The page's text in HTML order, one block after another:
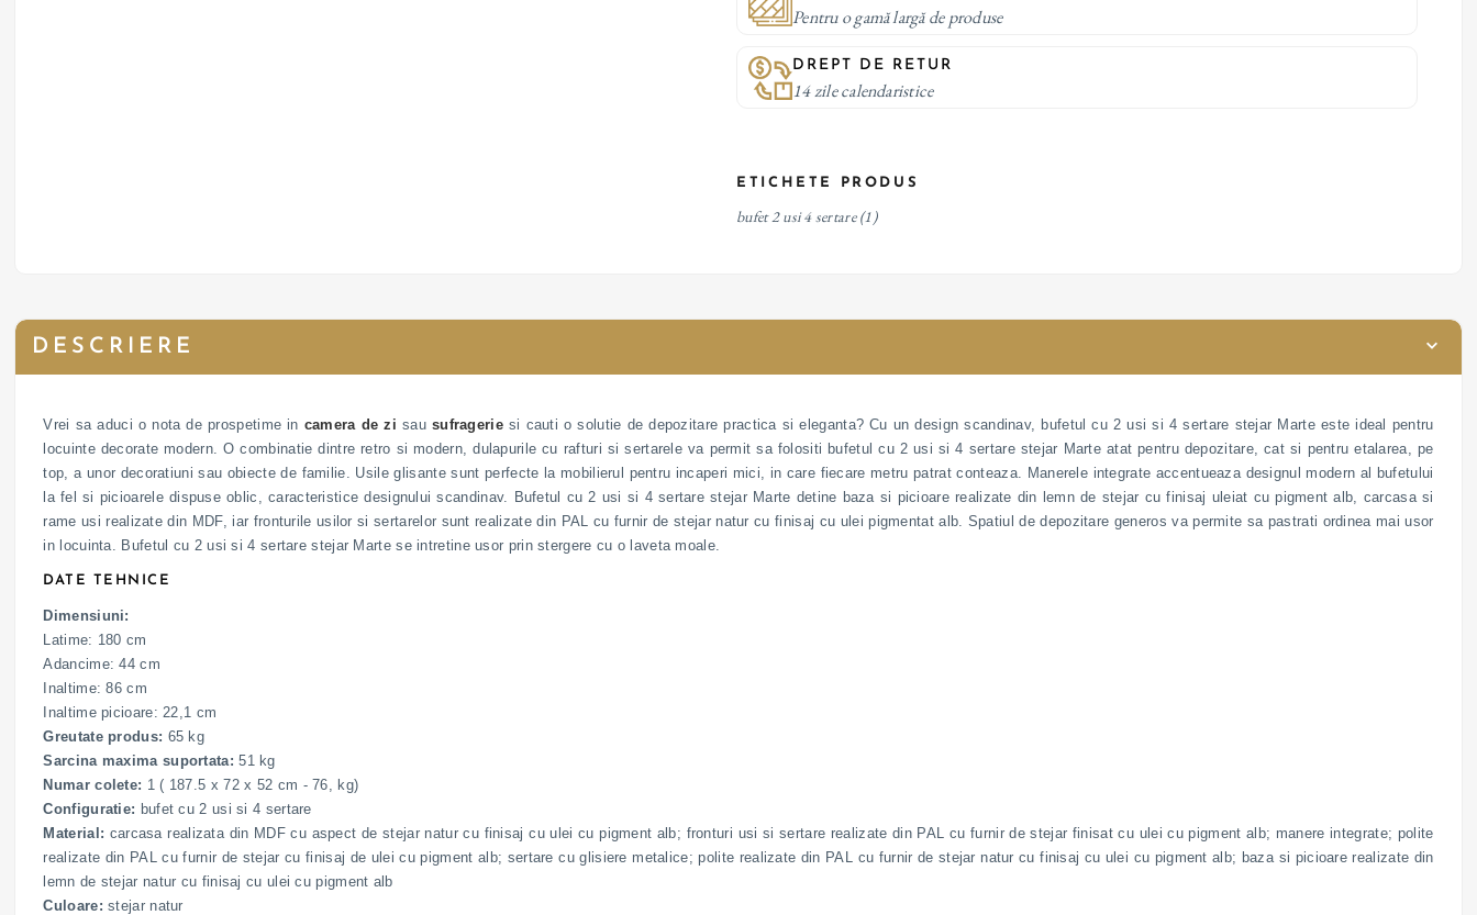
Pentru o gamă largă de produse
DREPT DE RETUR
14 zile calendaristice
ETICHETE PRODUS
bufet 2 usi 4 sertare (1)
DESCRIERE
Vrei sa aduci o nota de prospetime in camera de zi sau sufrageriesi cauti o solutie de depozitare practica si eleganta? Cu un design scandinav, bufetul cu 2 usi si 4 sertare stejar Marte este ideal pentru
locuinte decorate modern. O combinatie dintre retro si modern, dulapurile cu rafturi si sertarele va permit sa folositi bufetul cu 2 usi si 4 sertare stejar Marte atat pentru depozitare, cat si pentru etalarea, pe
top, a unor decoratiuni sau obiecte de familie. Usile glisante sunt perfecte la mobilierul pentru incaperi mici, in care fiecare metru patrat conteaza. Manerele integrate accentueaza designul modern al bufetului
la fel si picioarele dispuse oblic, caracteristice designului scandinav. Bufetul cu 2 usi si 4 sertare stejar Marte detine baza si picioare realizate din lemn de stejar cu finisaj uleiat cu pigment alb, carcasa si
rame usi realizate din MDF, iar fronturile usilor si sertarelor sunt realizate din PAL cu furnir de stejar natur cu finisaj cu ulei pigmentat alb. Spatiul de depozitare generos va permite sa pastrati ordinea mai usor
in locuinta. Bufetul cu 2 usi si 4 sertare stejar Marte se intretine usor prin stergere cu o laveta moale.
DATE TEHNICE
Dimensiuni:
Latime: 180 cm
Adancime: 44 cm
Inaltime: 86 cm
Inaltime picioare: 22,1 cm
Greutate produs: 65 kg
Sarcina maxima suportata:51 kg
Numar colete: 1 ( 187.5 x 72 x 52 cm - 76, kg)
Configuratie: bufet cu 2 usi si 4 sertare
Material: carcasa realizata din MDF cu aspect de stejar natur cu finisaj cu ulei cu pigment alb; fronturi usi si sertare realizate din PAL cu furnir de stejar finisat cu ulei cu pigment alb; manere integrate; polite
realizate din PAL cu furnir de stejar cu finisaj de ulei cu pigment alb; sertare cu glisiere metalice; polite realizate din PAL cu furnir de stejar natur cu finisaj cu ulei cu pigment alb; baza si picioare realizate din
lemn de stejar natur cu finisaj cu ulei cu pigment alb
Culoare:stejar natur